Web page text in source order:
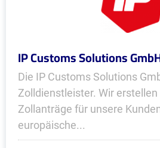
IP Customs Solutions
Die IP Customs Solutions
Zolldienstleister. Wir
Zollanträge für unsere
europäische...